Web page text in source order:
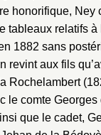
honorifique, Ney
tableaux relatifs
1882 sans
revint aux fils
Rochelambert
le comte
que le cadet,